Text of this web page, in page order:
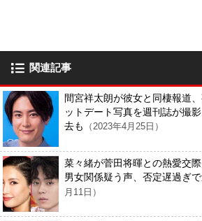
関連記事
間宮祥太朗が彼女と同棲報道
ットデート写真を週刊誌が撮
去も
（2023年4月25日）
菜々緒が菅田将暉との熱愛交
男女関係疑う声、否定遅過ぎ
月11日）